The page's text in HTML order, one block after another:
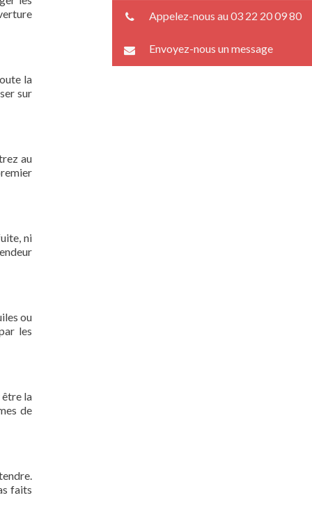
la
sur
au
ni
ou
les
la
de
faits
Appelez-nous au 03 22 20 09 80
Envoyez-nous un message